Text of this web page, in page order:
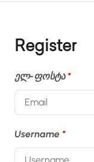
Register
ელ-ფოსტა *
Username *